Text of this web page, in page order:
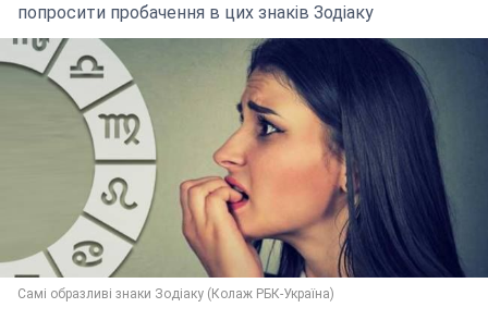
попросити пробачення в цих знаків Зодіаку
Самі образливі знаки Зодіаку (Колаж РБК-Україна)